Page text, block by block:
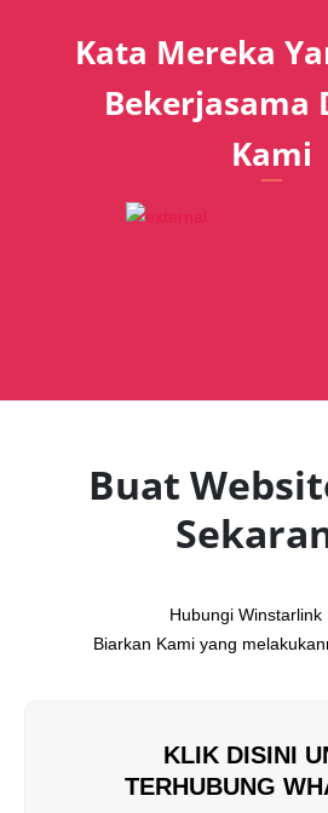
Kata Mereka
Bekerjasama
Kami
Buat
Hubungi Winstarlink
Biarkan Kami yang
KLIK DISINI
TERHUBUNG